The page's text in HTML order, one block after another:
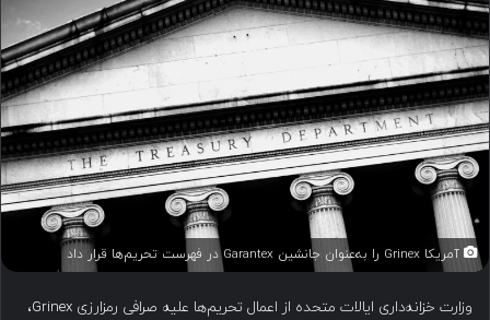
م
ل
آمریکا Grinex را به‌عنوان جانشین Garantex در فهرست تحریم‌ها قرار داد
وزارت خزانه‌داری ایالات متحده از اعمال تحریم‌ها علیه صرافی رمزارزی Grinex،